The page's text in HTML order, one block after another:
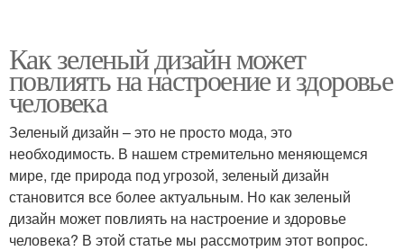
Как зеленый дизайн может
повлиять на настроение и здоровье
человека
Зеленый дизайн – это не просто мода, это
необходимость. В нашем стремительно меняющемся
мире, где природа под угрозой, зеленый дизайн
становится все более актуальным. Но как зеленый
дизайн может повлиять на настроение и здоровье
человека? В этой статье мы рассмотрим этот вопрос.